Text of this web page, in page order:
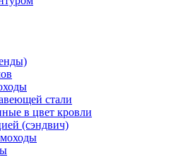
стали
в цвет кровли
(сэндвич)